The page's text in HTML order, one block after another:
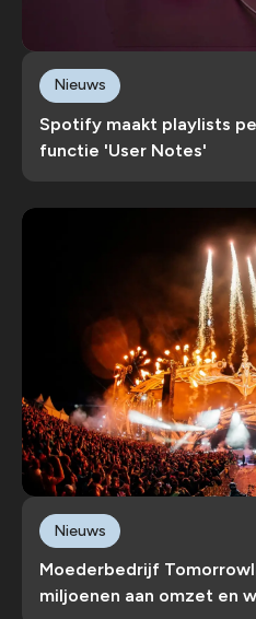
Spotify maakt playlists
functie 'User Notes'
Nieuws
Moederbedrijf
miljoenen aan omzet en
Nieuws